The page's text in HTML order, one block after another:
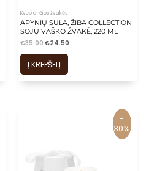
Kvepiančios žvakės
APYNIŲ SULA, ŽIBA COLLECTION
SOJŲ VAŠKO ŽVAKĖ, 220 ML
€35.00€24.50
Į KREPŠELĮ
-
30%
-
30%